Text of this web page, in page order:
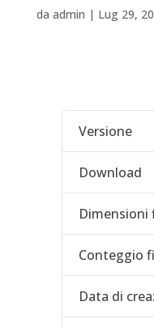
da admin | Lug 29,
Versione
Download
Dimensioni
Conteggio
Data di